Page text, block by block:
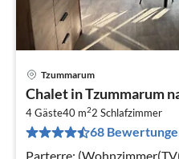
Tzummarum
Chalet in Tzummarum
4 Gäste40 m22 Schlafzimmer
68
Parterre: